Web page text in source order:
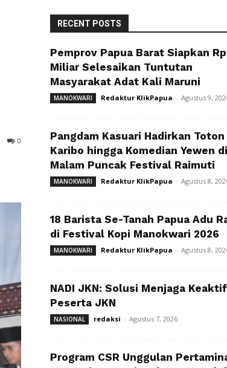
0
RECENT POSTS
Pemprov Papua Barat Siapkan
Miliar Selesaikan Tuntutan
Masyarakat Adat Kali Maruni
MANOKWARI Redaktur KlikPapua - Agustus 9,
Pangdam Kasuari Hadirkan Toton
Karibo hingga Komedian Yewen di
Malam Puncak Festival Raimuti
MANOKWARI Redaktur KlikPapua - Agustus 8,
18 Barista Se-Tanah Papua Adu
di Festival Kopi Manokwari 2026
MANOKWARI Redaktur KlikPapua - Agustus 8,
NADI JKN: Solusi Menjaga
Peserta JKN
NASIONAL redaksi - Agustus 7, 2026
Program CSR Unggulan